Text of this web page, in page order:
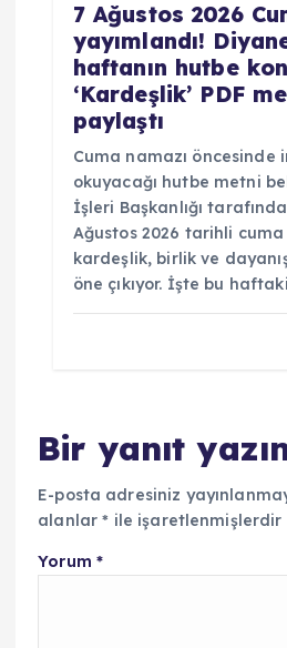
7 Ağustos 2026
yayımlandı!
haftanın hutbe
‘Kardeşlik’ PDF
paylaştı
Cuma namazı öncesinde
okuyacağı hutbe metni
İşleri Başkanlığı
Ağustos 2026 tarihli
kardeşlik, birlik ve
öne çıkıyor. İşte bu
Bir yanıt
E-posta adresiniz
alanlar* ile işaretlenmişlerdir
Yorum *